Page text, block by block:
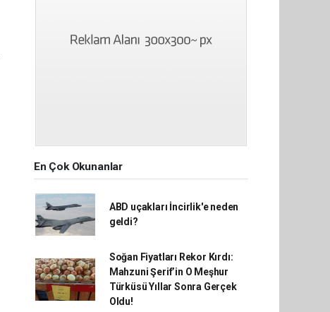
En Çok Okunanlar
ABD uçakları İncirlik'e neden
geldi?
Soğan Fiyatları Rekor Kırdı:
Mahzuni Şerif’in O Meşhur
Türküsü Yıllar Sonra Gerçek
Oldu!